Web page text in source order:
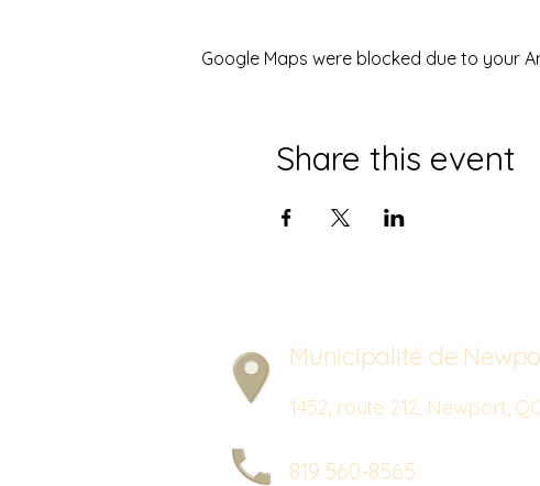
Google Maps were blocked due to your
Share this event
Municipalité de
1452, route 212, Newport,
819 560-8565